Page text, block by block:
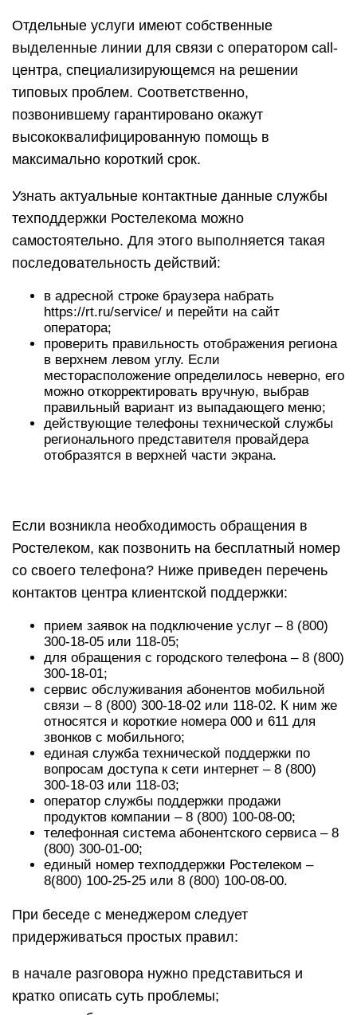
Отдельные услуги имеют собственные
выделенные линии для связи с оператором call-
центра, специализирующемся на решении
типовых проблем. Соответственно,
позвонившему гарантировано окажут
высококвалифицированную помощь в
максимально короткий срок.
Узнать актуальные контактные данные службы
техподдержки Ростелекома можно
самостоятельно. Для этого выполняется такая
последовательность действий:
в адресной строке браузера набрать
https://rt.ru/service/ и перейти на сайт
оператора;
проверить правильность отображения региона
в верхнем левом углу. Если
месторасположение определилось неверно, его
можно откорректировать вручную, выбрав
правильный вариант из выпадающего меню;
действующие телефоны технической службы
регионального представителя провайдера
отобразятся в верхней части экрана.
Если возникла необходимость обращения в
Ростелеком, как позвонить на бесплатный номер
со своего телефона? Ниже приведен перечень
контактов центра клиентской поддержки:
прием заявок на подключение услуг – 8 (800)
300-18-05 или 118-05;
для обращения с городского телефона – 8 (800)
300-18-01;
сервис обслуживания абонентов мобильной
связи – 8 (800) 300-18-02 или 118-02. К ним же
относятся и короткие номера 000 и 611 для
звонков с мобильного;
единая служба технической поддержки по
вопросам доступа к сети интернет – 8 (800)
300-18-03 или 118-03;
оператор службы поддержки продажи
продуктов компании – 8 (800) 100-08-00;
телефонная система абонентского сервиса – 8
(800) 300-01-00;
единый номер техподдержки Ростелеком –
8(800) 100-25-25 или 8 (800) 100-08-00.
При беседе с менеджером следует
придерживаться простых правил:
в начале разговора нужно представиться и
кратко описать суть проблемы;